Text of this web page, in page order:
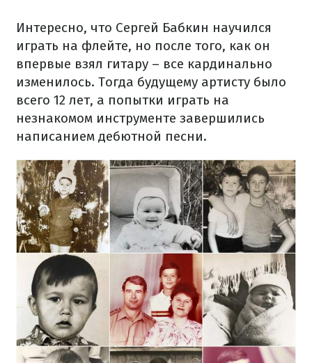
Интересно, что Сергей Бабкин научился
играть на флейте, но после того, как он
впервые взял гитару – все кардинально
изменилось. Тогда будущему артисту было
всего 12 лет, а попытки играть на
незнакомом инструменте завершились
написанием дебютной песни.